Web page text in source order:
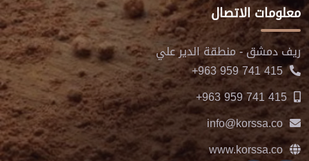
معلومات الاتصال
ريف دمشق - منطقة الدير علي
+963 959 741 415
+963 959 741 415
info@korssa.co
www.korssa.co